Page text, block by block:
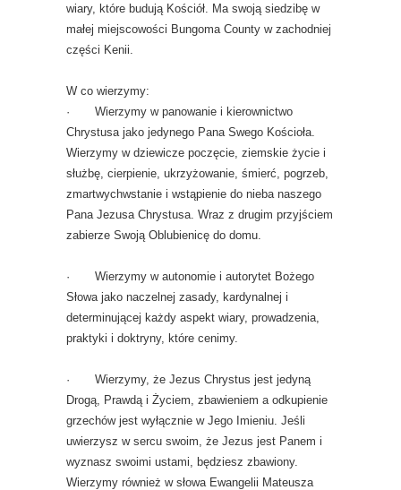
wiary, które budują Kościół. Ma swoją siedzibę w
małej miejscowości Bungoma County w zachodniej
części Kenii.
W co wierzymy:
· Wierzymy w panowanie i kierownictwo
Chrystusa jako jedynego Pana Swego Kościoła.
Wierzymy w dziewicze poczęcie, ziemskie życie i
służbę, cierpienie, ukrzyżowanie, śmierć, pogrzeb,
zmartwychwstanie i wstąpienie do nieba naszego
Pana Jezusa Chrystusa. Wraz z drugim przyjściem
zabierze Swoją Oblubienicę do domu.
· Wierzymy w autonomie i autorytet Bożego
Słowa jako naczelnej zasady, kardynalnej i
determinującej każdy aspekt wiary, prowadzenia,
praktyki i doktryny, które cenimy.
· Wierzymy, że Jezus Chrystus jest jedyną
Drogą, Prawdą i Życiem, zbawieniem a odkupienie
grzechów jest wyłącznie w Jego Imieniu. Jeśli
uwierzysz w sercu swoim, że Jezus jest Panem i
wyznasz swoimi ustami, będziesz zbawiony.
Wierzymy również w słowa Ewangelii Mateusza